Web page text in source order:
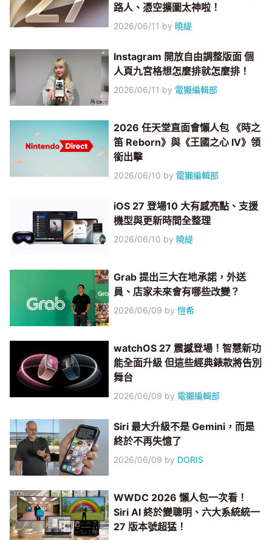
路人、憑空擴圖太神啦！
2026/06/11 by 曉緹
Instagram 開放自由調整版面 個
人頁九宮格想怎麼排就怎麼排！
2026/06/11 by 電獺編輯部
2026 任天堂直面會懶人包 《時之
笛 Reborn》與《王國之心 IV》領
銜出擊
2026/06/10 by 電獺編輯部
iOS 27 登場10 大有感亮點、支援
機型與更新時間全整理
2026/06/10 by 曉緹
Grab 提出三大在地承諾，外送
員、店家未來會有哪些改變？
2026/06/09 by愷希
watchOS 27 震撼登場！智慧新功
能全面升級 但這些經典錶款將告別
舞台
2026/06/09 by 電獺編輯部
Siri 最大升級不是 Gemini，而是
終於不再失憶了
2026/06/09 by DORIS
WWDC 2026 懶人包一次看！
Siri AI 終於變聰明、六大系統統一
27 版本號超猛！